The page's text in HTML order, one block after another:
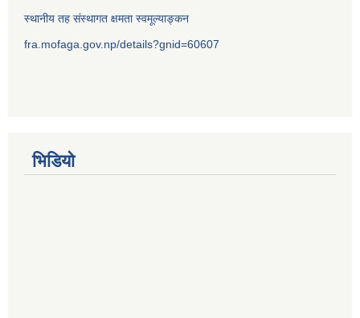
स्थानीय तह संस्थागत क्षमता स्वमूल्याङ्कन
fra.mofaga.gov.np/details?gnid=60607
भिडियो